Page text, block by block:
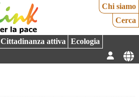
Chi siamo
Cerca
Cittadinanza attiva
Ecologia